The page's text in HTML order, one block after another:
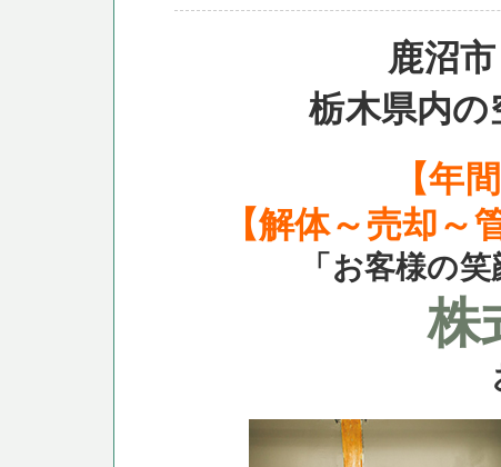
鹿沼
栃木県内
【年
【解体～売却～
「お客様の
株